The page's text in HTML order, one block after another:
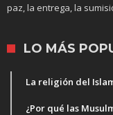
paz, la entrega, la
LO MÁS
La religión del
¿Por qué las